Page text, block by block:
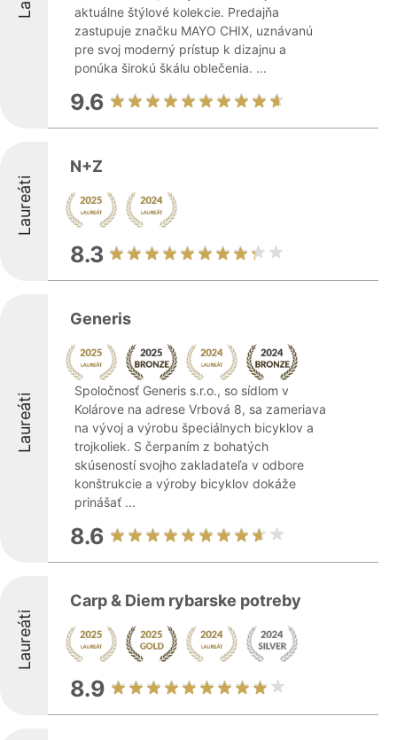
aktuálne štýlové kolekcie. Predajňa
zastupuje značku MAYO CHIX, uznávanú
pre svoj moderný prístup k dizajnu a
ponúka širokú škálu oblečenia. ...
9.6
Laureáti
N+Z
8.3
Laureáti
Generis
Spoločnosť Generis s.r.o., so sídlom v
Kolárove na adrese Vrbová 8, sa zameriava
na vývoj a výrobu špeciálnych bicyklov a
trojkoliek. S čerpaním z bohatých
skúseností svojho zakladateľa v odbore
konštrukcie a výroby bicyklov dokáže
prinášať ...
8.6
Laureáti
Carp & Diem rybarske potreby
8.9